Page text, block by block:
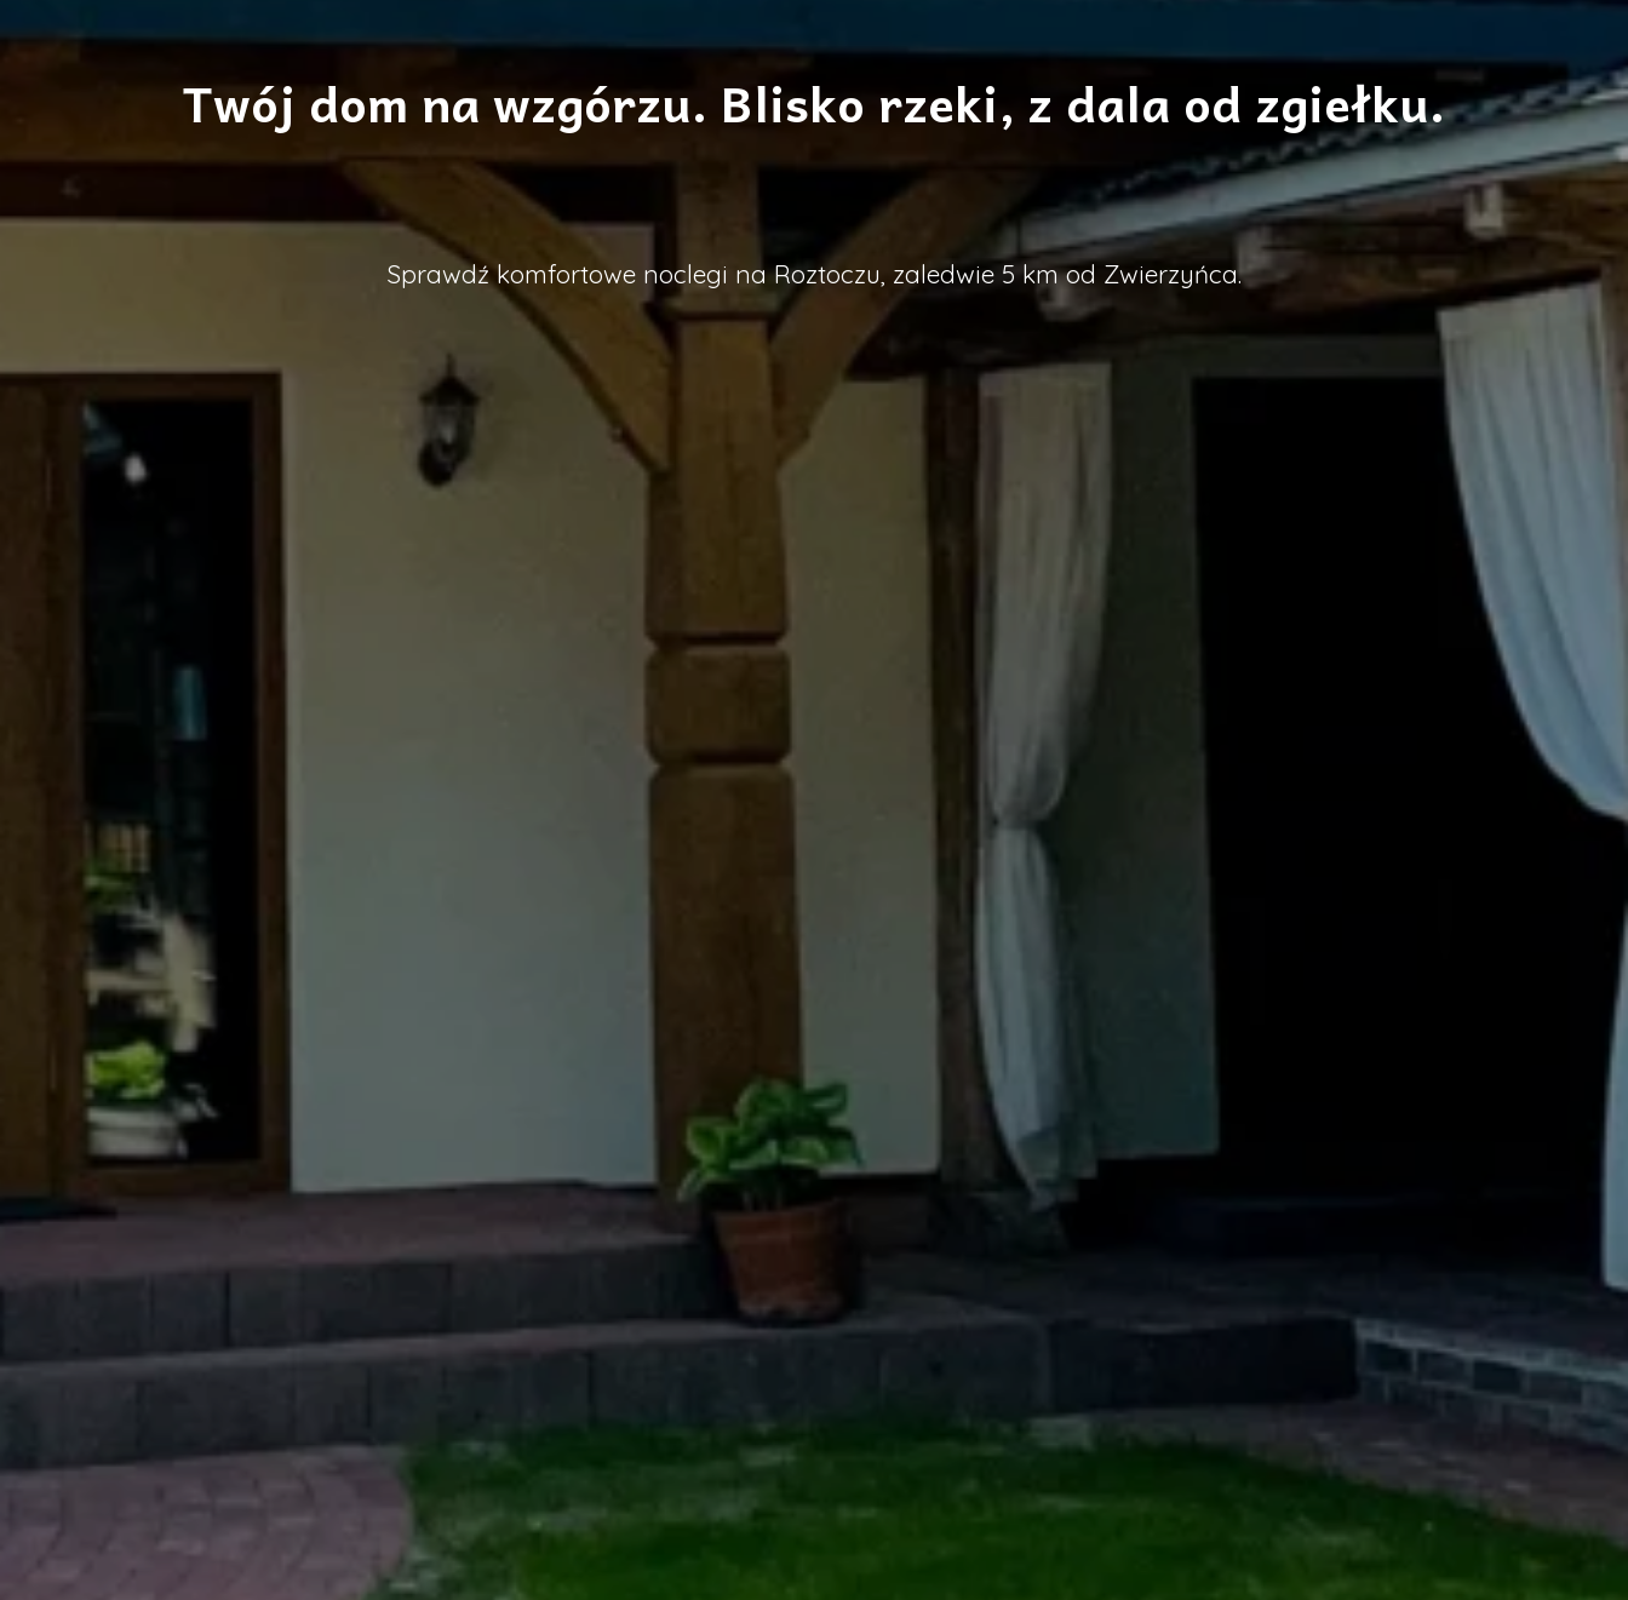
Twój dom na wzgórzu. Blisko rzeki, z dala od zgiełku.
Sprawdź komfortowe noclegi na Roztoczu, zaledwie 5 km od Zwierzyńca.